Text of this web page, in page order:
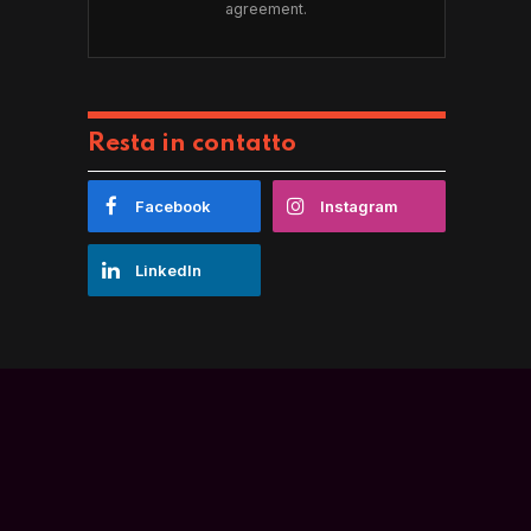
agreement.
Resta in contatto
Facebook Instagram
LinkedIn